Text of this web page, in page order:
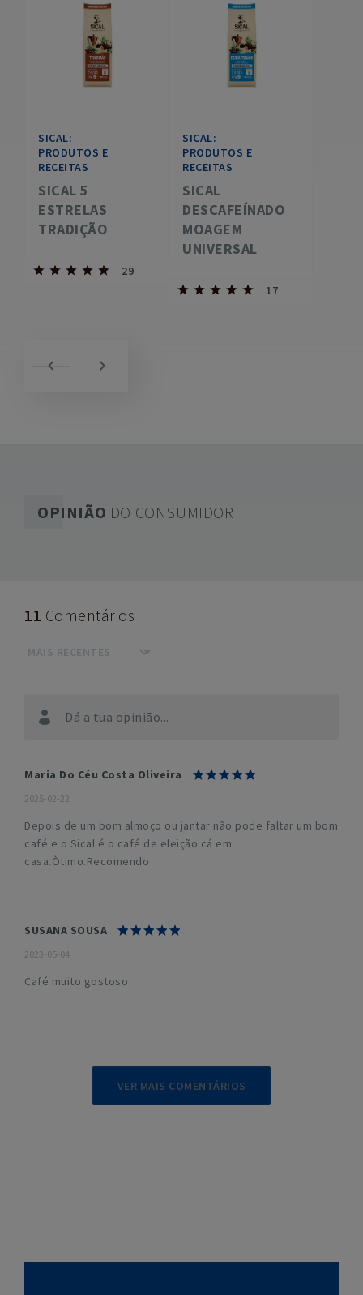
SICAL:
PRODUTOS E
RECEITAS
SICAL 5
ESTRELAS
TRADIÇÃO
29
SICAL:
PRODUTOS E
RECEITAS
SICAL
DESCAFEÍNADO
MOAGEM
UNIVERSAL
17
OPINIÃO DO CONSUMIDOR
Dá a tua opinião...
11 Comentários
Maria Do Céu Costa Oliveira
2025-02-22
Depois de um bom almoço ou jantar não pode faltar um bom
café e o Sical é o café de eleição cá em
casa.Òtimo.Recomendo
SUSANA SOUSA
2023-05-04
Café muito gostoso
VER MAIS COMENTÁRIOS